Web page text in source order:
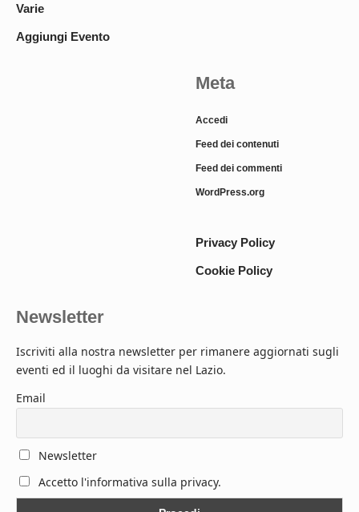
Varie
Aggiungi Evento
Meta
Accedi
Feed dei contenuti
Feed dei commenti
WordPress.org
Privacy Policy
Cookie Policy
Newsletter
Iscriviti alla nostra newsletter per rimanere aggiornati sugli
eventi ed il luoghi da visitare nel Lazio.
Email
Newsletter
Accetto l'informativa sulla privacy.